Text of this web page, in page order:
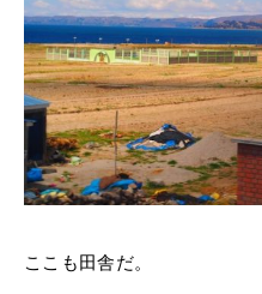
ここも田舎だ。